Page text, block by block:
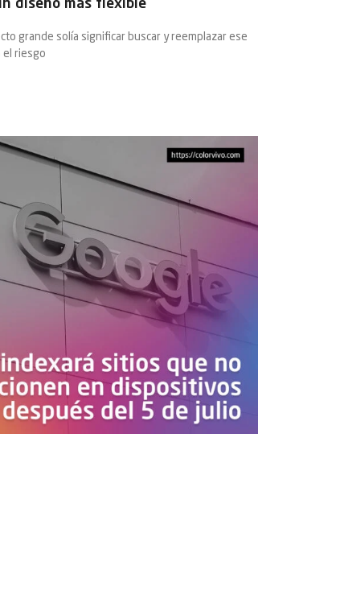
diseño más flexible
grande solía significar buscar y reemplazar ese
el riesgo